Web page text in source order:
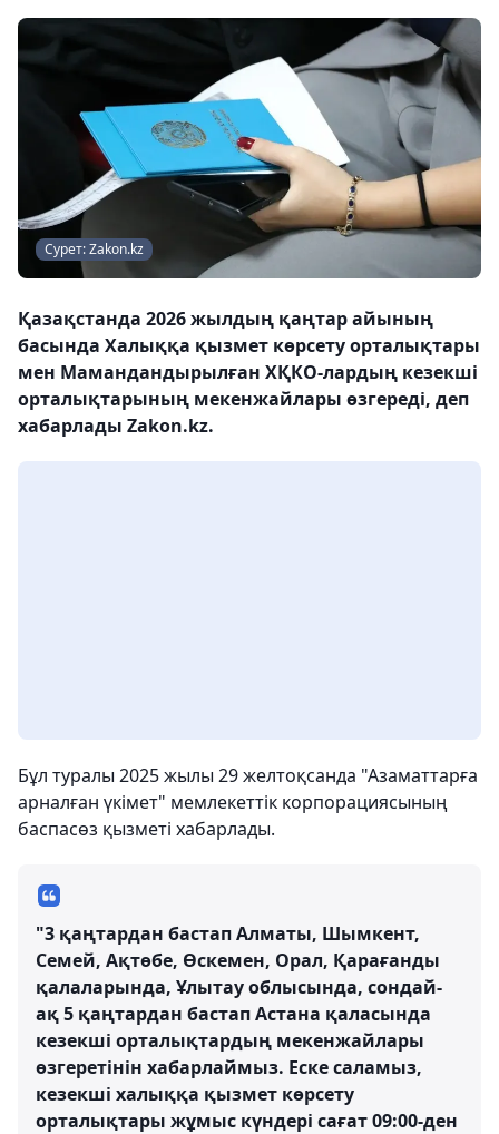
Сурет: Zakon.kz
Қазақстанда 2026 жылдың қаңтар айының
басында Халыққа қызмет көрсету орталықтары
мен Мамандандырылған ХҚКО-лардың кезекші
орталықтарының мекенжайлары өзгереді, деп
хабарлады Zakon.kz.
Бұл туралы 2025 жылы 29 желтоқсанда "Азаматтарға
арналған үкімет" мемлекеттік корпорациясының
баспасөз қызметі хабарлады.
"3 қаңтардан бастап Алматы, Шымкент,
Семей, Ақтөбе, Өскемен, Орал, Қарағанды
қалаларында, Ұлытау облысында, сондай-
ақ 5 қаңтардан бастап Астана қаласында
кезекші орталықтардың мекенжайлары
өзгеретінін хабарлаймыз. Еске саламыз,
кезекші халыққа қызмет көрсету
орталықтары жұмыс күндері сағат 09:00-ден